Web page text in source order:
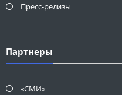
Пресс-релизы
Партнеры
«СМИ»